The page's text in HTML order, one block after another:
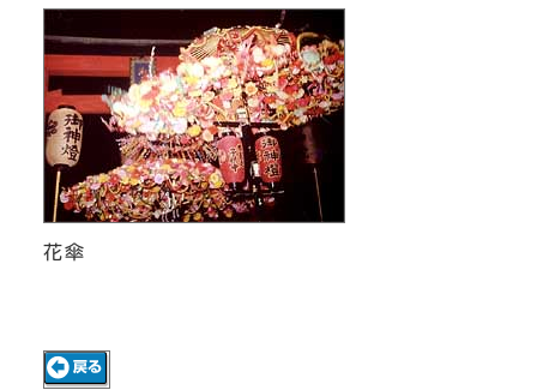
花傘